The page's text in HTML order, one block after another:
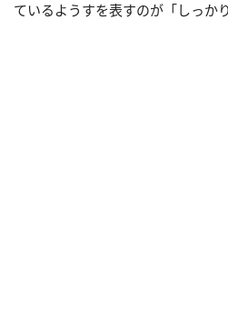
ているようすを表すのが「しっか